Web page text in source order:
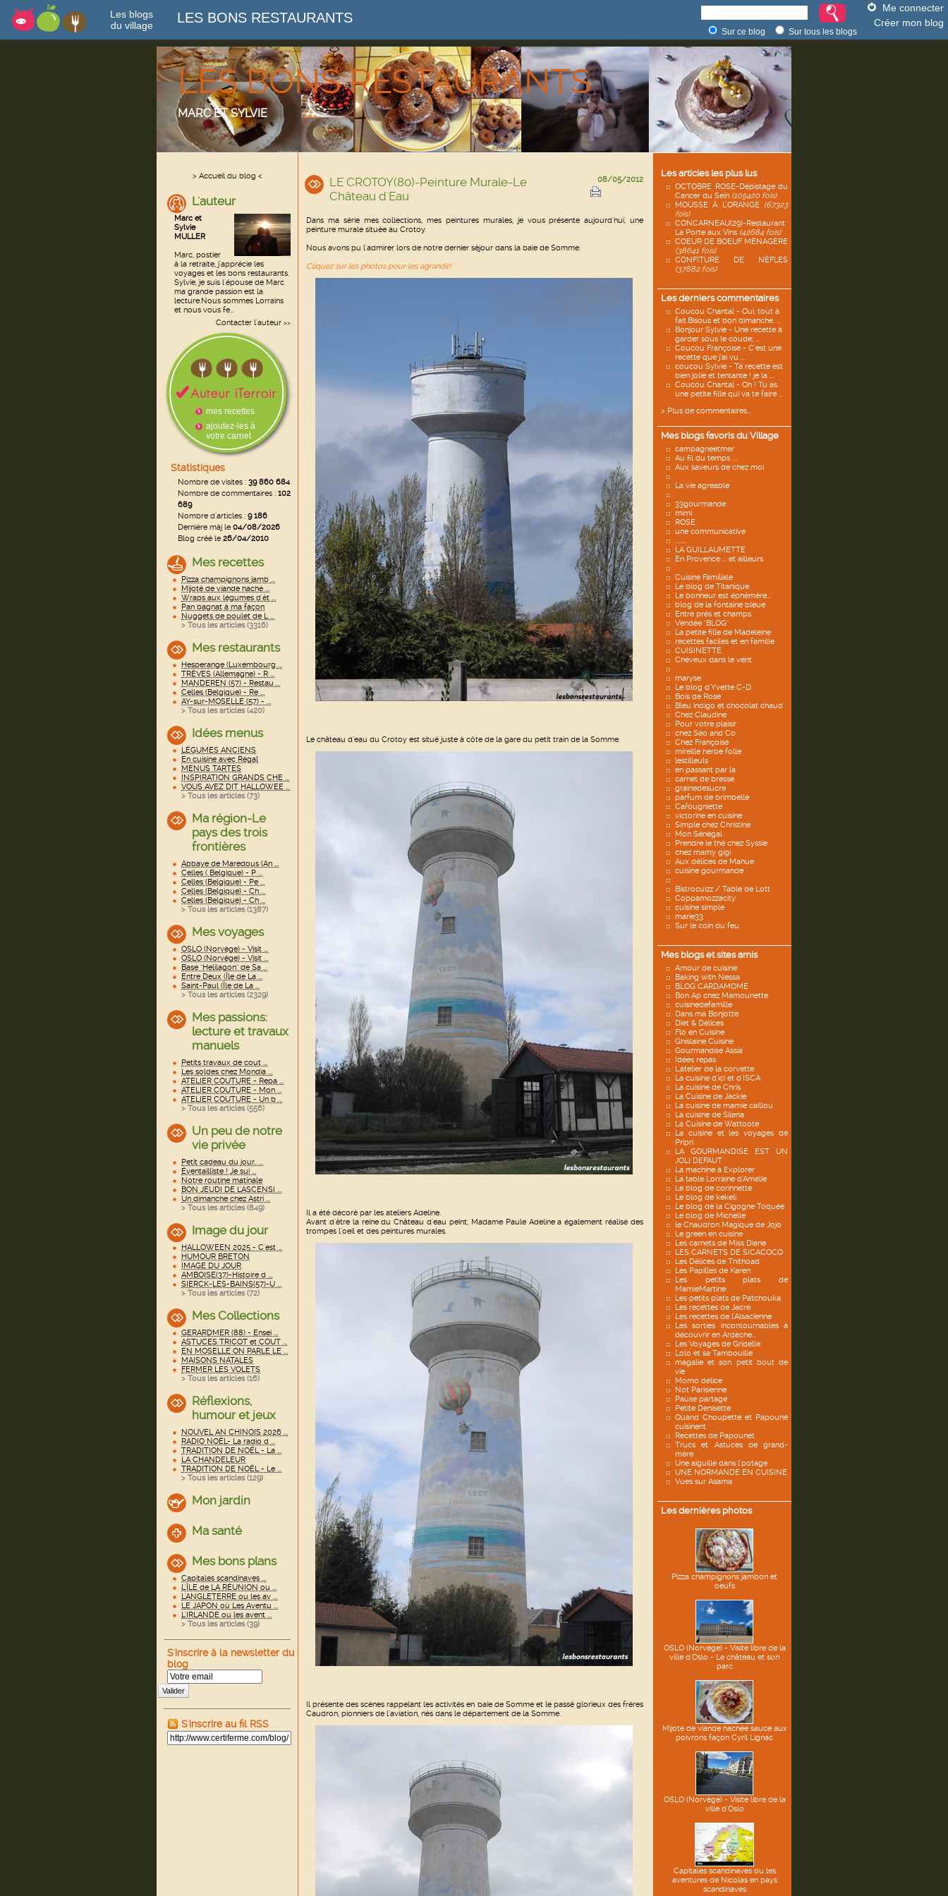
Les blogs
du village
LES BONS RESTAURANTS
Me connecter
Créer mon blog
Sur ce blog Sur tous les blogs
LES BONS RESTAURANTS
MARC ET SYLVIE
Les articles les plus lus
OCTOBRE ROSE-Dépistage du
Cancer du Sein (105420 fois)
MOUSSE À L'ORANGE (67323
fois)
CONCARNEAU(29)-Restaurant
La Porte aux Vins (42684 fois)
COEUR DE BOEUF MÉNAGÈRE
(38641 fois)
CONFITURE DE NÈFLES
(37882 fois)
Les derniers commentaires
Coucou Chantal - Oui, tout à
fait.Bisous et bon dimanche. ...
Bonjour Sylvie - Une recette à
garder sous le coude; ...
Coucou Françoise - C’est une
recette que j’ai vu ...
coucou Sylvie - Ta recette est
bien jolie et tentante ! je la ...
Coucou Chantal - Oh ! Tu as
une petite fille qui va te faire ...
> Plus de commentaires...
Mes blogs favoris du Village
campagneetmer
Au fil du temps ....
Aux saveurs de chez moi
La vie agreable
33gourmande
mimi
ROSE
une communicative
........
LA GUILLAUMETTE
En Provence ... et ailleurs
Cuisine Familiale
Le blog de Titanique
Le bonheur est éphémère...
blog de la fontaine bleue
Entre prés et champs
Vendée "BLOG"
La petite fille de Madeleine
recettes faciles et en famille
CUISINETTE
Cheveux dans le vent
maryse
Le blog d'Yvette C-D.
Bois de Rose
Bleu indigo et chocolat chaud
Chez Claudine
Pour votre plaisir
chez Séo and Co
Chez Françoise
mireille herbe folle
lestilleuls
en passant par la
carnet de bresse
grainedesucre
parfum de brimbelle
Cafougniette
victorine en cuisine
Simple chez Christine
Mon Sénégal
Prendre le thé chez Syssie
chez mamy gigi
Aux délices de Manue
cuisine gourmande
Bistrocuizz / Table de Lott
Coppamozzacity
cuisine simple
marie33
Sur le coin du feu
Mes blogs et sites amis
Amour de cuisine
Baking with Nessa
BLOG CARDAMOME
Bon Ap chez Mamounette
cuisinedefamille
Dans ma Bonjotte
Diet & Délices
Flo en Cuisine
Ghislaine Cuisine
Gourmandise Assia
Idées repas
L'atelier de la corvette
La cuisine d'ici et d'ISCA
La cuisine de Chris
La Cuisine de Jackie
La cuisine de mamie caillou
La cuisine de Silena
La Cuisine de Wattoote
La cuisine et les voyages de
Pripri
LA GOURMANDISE EST UN
JOLI DEFAUT
La machine à Explorer
La table Lorraine d'Amélie
Le blog de corinnette
Le blog de kekeli
Le blog de la Cigogne Toquée
Le blog de Michelle
le Chaudron Magique de Jojo
Le green en cuisine
Les carnets de Miss Diane
LES CARNETS DE SICACOCO
Les Délices de Thithoad
Les Papilles de Karen
Les petits plats de
MamieMartine
Les petits plats de Patchouka
Les recettes de Jacre
Les recettes de l'Alsacienne
Les sorties incontournables à
découvrir en Ardèche...
Les Voyages de Gridelle
Lolo et sa Tambouille
magalie et son petit bout de
vie
Momo délice
Not Parisienne
Pause partage
Petite Denisette
Quand Choupette et Papoune
cuisinent
Recettes de Papounet
Trucs et Astuces de grand-
mère
Une aiguille dans l'potage
UNE NORMANDE EN CUISINE
Vues sur Asama
Les dernières photos
Pizza champignons jambon et
oeufs
OSLO (Norvège) - Visite libre de la
ville d'Oslo - Le château et son
parc
Mijoté de viande hachée sauce aux
poivrons façon Cyril Lignac
OSLO (Norvège) - Visite libre de la
ville d'Oslo
Capitales scandinaves ou les
aventures de Nicolas en pays
scandinaves
> Accueil du blog <
L'auteur
Marc et
Sylvie
MULLER
Marc, postier
à la retraite, j'apprécie les
voyages et les bons restaurants.
Sylvie, je suis l'épouse de Marc
ma grande passion est la
lecture.Nous sommes Lorrains
et nous vous fe...
Contacter l'auteur >>
mes recettes
ajoutez-les à
votre carnet
Statistiques
Nombre de visites : 39 860 684
Nombre de commentaires : 102
689
Nombre d'articles : 9 186
Dernière màj le04/08/2026
Blog créé le26/04/2010
Mes recettes
Pizza champignons jamb ...
Mijoté de viande haché ...
Wraps aux légumes d'ét ...
Pan bagnat à ma façon
Nuggets de poulet de L ...
> Tous les articles (3316)
Mes restaurants
Hesperange (Luxembourg ...
TRÈVES (Allemagne) - R ...
MANDEREN (57) - Restau ...
Celles (Belgique) - Re ...
AY-sur-MOSELLE (57) - ...
> Tous les articles (420)
Idées menus
LÉGUMES ANCIENS
En cuisine avec Régal
MENUS TARTES
INSPIRATION GRANDS CHE ...
VOUS AVEZ DIT HALLOWEE ...
> Tous les articles (73)
Ma région-Le
pays des trois
frontières
Abbaye de Maredous (An ...
Celles ( Belgique) - P ...
Celles (Belgique) - Pe ...
Celles (Belgique) - Ch ...
Celles (Belgique) - Ch ...
> Tous les articles (1387)
Mes voyages
OSLO (Norvège) - Visit ...
OSLO (Norvège) - Visit ...
Base "Helilagon" de Sa ...
Entre Deux (Île de La ...
Saint-Paul (Île de La ...
> Tous les articles (2329)
Mes passions:
lecture et travaux
manuels
Petits travaux de cout ...
Les soldes chez Mondia ...
ATELIER COUTURE - Repa ...
ATELIER COUTURE - Mon ...
ATELIER COUTURE - Un b ...
> Tous les articles (556)
Un peu de notre
vie privée
Petit cadeau du jour.. ...
Éventailliste ! Je sui ...
Notre routine matinale
BON JEUDI DE L'ASCENSI ...
Un dimanche chez Astri ...
> Tous les articles (849)
Image du jour
HALLOWEEN 2025 - C'est ...
HUMOUR BRETON
IMAGE DU JOUR
AMBOISE(37)-Histoire d ...
SIERCK-LES-BAINS(57)-U ...
> Tous les articles (72)
Mes Collections
GERARDMER (88) - Ensei ...
ASTUCES TRICOT et COUT ...
EN MOSELLE ON PARLE LE ...
MAISONS NATALES
FERMER LES VOLETS
> Tous les articles (16)
Réflexions,
humour et jeux
NOUVEL AN CHINOIS 2026 ...
RADIO NOËL- La radio d ...
TRADITION DE NOËL - La ...
LA CHANDELEUR
TRADITION DE NOËL - Le ...
> Tous les articles (129)
Mon jardin
Ma santé
Mes bons plans
Capitales scandinaves ...
L'ÎLE de LA RÉUNION ou ...
L'ANGLETERRE ou les av ...
LE JAPON où Les Aventu ...
L'IRLANDE ou les avent ...
> Tous les articles (39)
S'inscrire à la newsletter du
blog
Valider
S'inscrire au fil RSS
LE CROTOY(80)-Peinture Murale-Le
Château d'Eau
08/05/2012
Dans ma série mes collections, mes peintures murales, je vous présente aujourd'hui, une
peinture murale située au Crotoy.
Nous avons pu l'admirer lors de notre dernier séjour dans la baie de Somme.
Cliquez sur les photos pour les agrandir!
Le château d'eau du Crotoy est situé juste à côte de la gare du petit train de la Somme.
Il a été décoré par les ateliers Adeline.
Avant d'être la reine du Château d'eau peint, Madame Paule Adeline a également réalisé des
trompes l'oeil et des peintures murales.
Il présente des scènes rappelant les activités en baie de Somme et le passé glorieux des frères
Caudron, pionniers de l'aviation, nés dans le département de la Somme.